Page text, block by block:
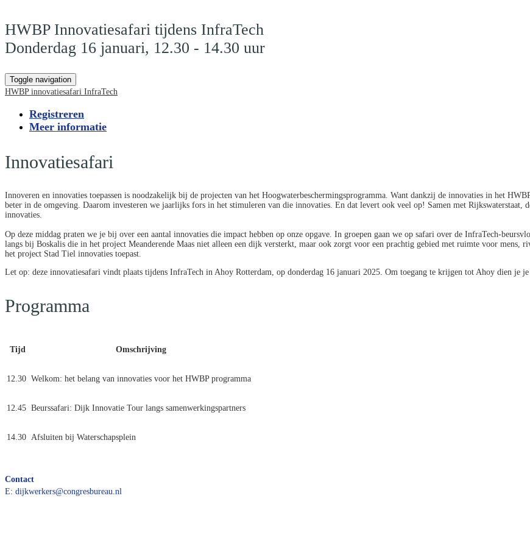
HWBP Innovatiesafari tijdens InfraTech
Donderdag 16 januari, 12.30 - 14.30 uur
Toggle navigation
HWBP innovatiesafari InfraTech
Registreren
Meer informatie
Innovatiesafari
Innoveren en innovaties toepassen is noodzakelijk bij de projecten van het Hoogwaterbeschermingsprogramma. Want dankzij de innovaties in het
beter in de omgeving. Daarom investeren we jaarlijks fors in het stimuleren van die innovaties. En dat levert ook veel op! Samen met Rijkswaterstaat,
innovaties.
Op deze middag praten we je bij over een aantal innovaties die impact hebben op onze opgave. In groepen gaan we op safari over de InfraTech-
langs bij Boskalis die in het project Meanderende Maas niet alleen een dijk versterkt, maar ook zorgt voor een prachtig gebied met ruimte voor
het project Stad Tiel innovaties toepast.
Let op: deze innovatiesafari vindt plaats tijdens InfraTech in Ahoy Rotterdam, op donderdag 16 januari 2025. Om toegang te krijgen tot Ahoy dien je
Programma
Tijd Omschrijving
12.30 Welkom: het belang van innovaties voor het HWBP programma
12.45 Beurssafari: Dijk Innovatie Tour langs samenwerkingspartners
14.30 Afsluiten bij Waterschapsplein
Contact
E: dijkwerkers@congresbureau.nl